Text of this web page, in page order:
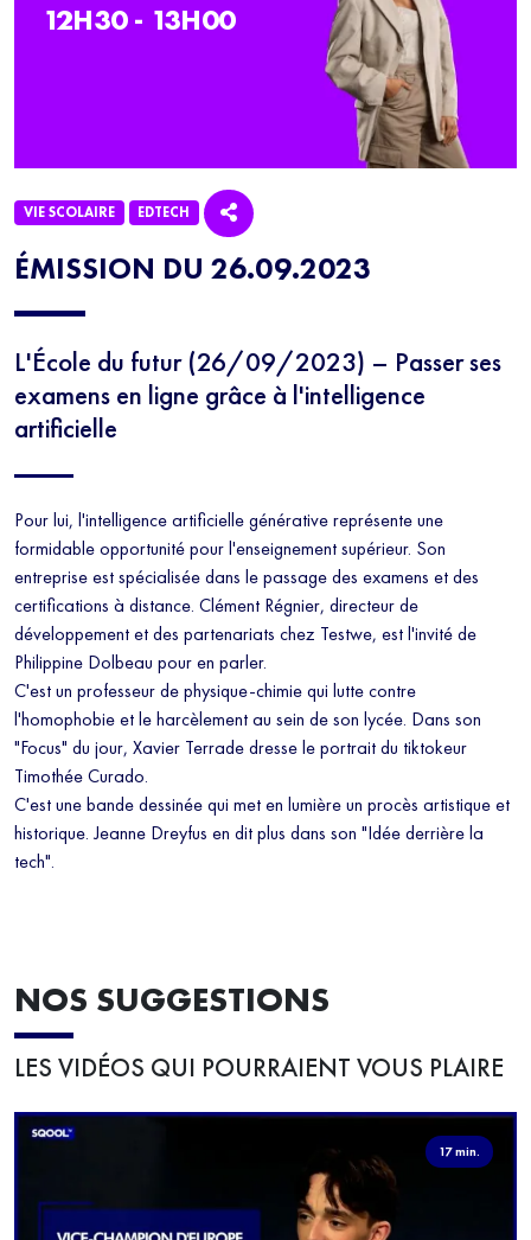
ÉMISSION DU 26.09.2023
L'École du futur (26/09/2023) – Passer ses
examens en ligne grâce à l'intelligence
artificielle
Pour lui, l'intelligence artificielle générative représente une
formidable opportunité pour l'enseignement supérieur. Son
entreprise est spécialisée dans le passage des examens et des
certifications à distance. Clément Régnier, directeur de
développement et des partenariats chez Testwe, est l'invité de
Philippine Dolbeau pour en parler.
C'est un professeur de physique-chimie qui lutte contre
l'homophobie et le harcèlement au sein de son lycée. Dans son
"Focus" du jour, Xavier Terrade dresse le portrait du tiktokeur
Timothée Curado.
C'est une bande dessinée qui met en lumière un procès artistique et
historique. Jeanne Dreyfus en dit plus dans son "Idée derrière la
tech".
VIE SCOLAIRE EDTECH
12H30 - 13H00
NOS SUGGESTIONS
LES VIDÉOS QUI POURRAIENT VOUS PLAIRE
17 min.